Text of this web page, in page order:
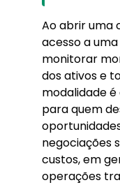
Ao abrir uma
acesso a
monitorar
dos ativos e
modalidade
para quem
negociações
custos, em
operações